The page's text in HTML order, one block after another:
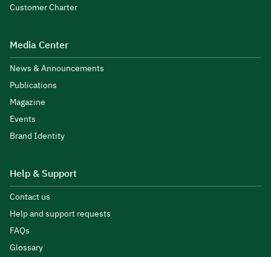
Customer Charter
Media Center
News & Announcements
Publications
Magazine
Events
Brand Identity
Help & Support
Contact us
Help and support requests
FAQs
Glossary